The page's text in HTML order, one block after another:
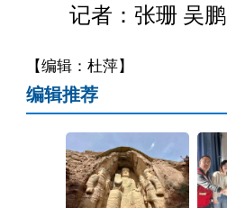
记者：张珊 吴鹏
【编辑：杜萍】
编辑推荐